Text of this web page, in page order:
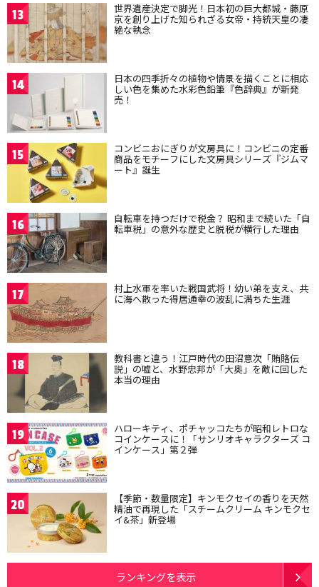
13 世界遺産決定で脚光！日本初の巨大都城・藤原
京を創り上げた知られざる女帝・持統天皇の凄
絶な執念
14 日本の四季折々の植物や情景を描くことに相応
しい色を集めた水彩色鉛筆『色辞典』が新発
売！
15 コンビニおにぎりが文房具に！コンビニの定番
商品をモチーフにした文房具シリーズ『ジムマ
ート』誕生
16 自転車を持つだけで税金？ 昭和まで続いた「自
転車税」の意外な歴史と脱税が横行した理由
17 村上水軍を率いた戦国武将！幼い弟を支え、共
に海へ散った得居通幸の波乱に満ちた生涯
18 教科書と違う！江戸時代の田沼意次「賄賂伝
説」の嘘と、水野忠邦が「大奥」を敵に回した
本当の理由
19 ハローキティ、ポチャッコたちが昭和レトロな
コインケースに！「サンリオキャラクターズ コ
インケース」第２弾
20 【季節・数量限定】キンモクセイの香りを天然
精油で再現した「スチームクリーム キンモクセ
イ&茶」新登場
ランキングを表示